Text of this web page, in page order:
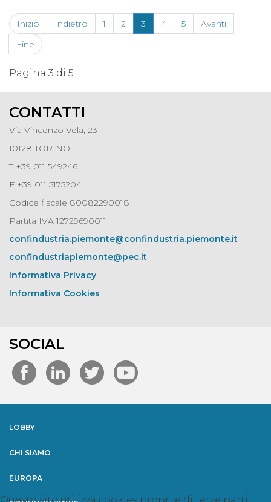
Inizio Indietro 1 2 3 4 5
Avanti
Fine
Pagina 3 di 5
CONTATTI
Via Vincenzo Vela, 23
10128 TORINO
T +39 011 549246
F +39 011 5175204
Codice fiscale 80082290018
Partita IVA 12729690011
confindustria.piemonte@confindustria.piemonte.it
confindustriapiemonte@pec.it
Informativa Privacy
Informativa Cookies
SOCIAL
LOBBY
CHI SIAMO
EUROPA